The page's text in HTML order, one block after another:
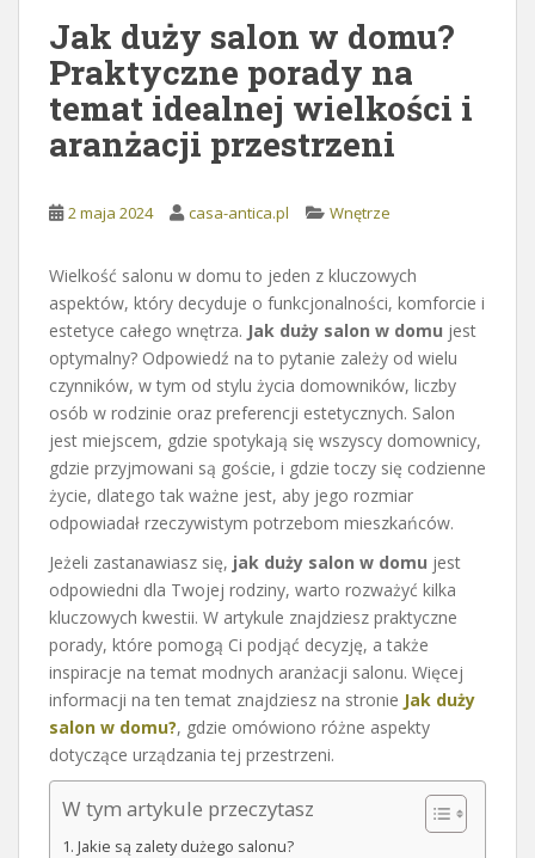
Jak duży salon w domu?
Praktyczne porady na
temat idealnej wielkości i
aranżacji przestrzeni
2 maja 2024 casa-antica.pl Wnętrze
Wielkość salonu w domu to jeden z kluczowych
aspektów, który decyduje o funkcjonalności, komforcie i
estetyce całego wnętrza. Jak duży salon w domu jest
optymalny? Odpowiedź na to pytanie zależy od wielu
czynników, w tym od stylu życia domowników, liczby
osób w rodzinie oraz preferencji estetycznych. Salon
jest miejscem, gdzie spotykają się wszyscy domownicy,
gdzie przyjmowani są goście, i gdzie toczy się codzienne
życie, dlatego tak ważne jest, aby jego rozmiar
odpowiadał rzeczywistym potrzebom mieszkańców.
Jeżeli zastanawiasz się, jak duży salon w domu jest
odpowiedni dla Twojej rodziny, warto rozważyć kilka
kluczowych kwestii. W artykule znajdziesz praktyczne
porady, które pomogą Ci podjąć decyzję, a także
inspiracje na temat modnych aranżacji salonu. Więcej
informacji na ten temat znajdziesz na stronie Jak duży
salon w domu?, gdzie omówiono różne aspekty
dotyczące urządzania tej przestrzeni.
W tym artykule przeczytasz
Jakie są zalety dużego salonu?